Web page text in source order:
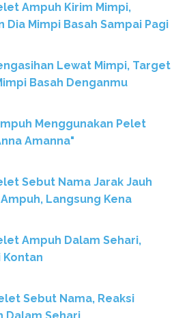
Ampuh Kirim Mimpi,
Dia Mimpi Basah Sampai Pagi
Lewat Mimpi, Target
Basah Denganmu
Menggunakan Pelet
Amanna"
Sebut Nama Jarak Jauh
Langsung Kena
Ampuh Dalam Sehari,
Kontan
Sebut Nama, Reaksi